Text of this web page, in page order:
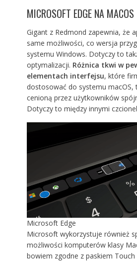
MICROSOFT EDGE NA MACOS
Gigant z Redmond zapewnia, że
same możliwości, co wersja
systemu Windows. Dotyczy to
optymalizacji. Różnica tkwi w
elementach interfejsu, które
dostosować do systemu macOS,
cenioną przez użytkowników
Dotyczy to między innymi
Microsoft Edge
Microsoft wykorzystuje również
możliwości komputerów klasy
bowiem zgodne z paskiem Touch